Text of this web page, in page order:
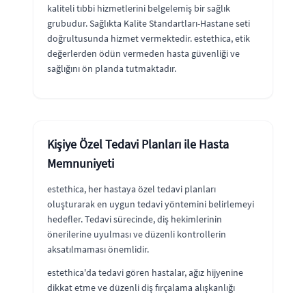
kaliteli tıbbi hizmetlerini belgelemiş bir sağlık
grubudur. Sağlıkta Kalite Standartları-Hastane seti
doğrultusunda hizmet vermektedir. estethica, etik
değerlerden ödün vermeden hasta güvenliği ve
sağlığını ön planda tutmaktadır.
Kişiye Özel Tedavi Planları ile Hasta
Memnuniyeti
estethica, her hastaya özel tedavi planları
oluşturarak en uygun tedavi yöntemini belirlemeyi
hedefler. Tedavi sürecinde, diş hekimlerinin
önerilerine uyulması ve düzenli kontrollerin
aksatılmaması önemlidir.
estethica'da tedavi gören hastalar, ağız hijyenine
dikkat etme ve düzenli diş fırçalama alışkanlığı